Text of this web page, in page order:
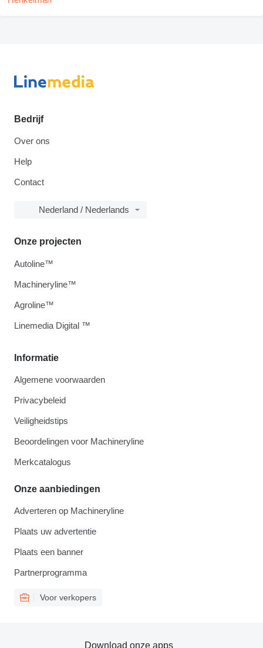
Bedrijf
Over ons
Help
Contact
Nederland / Nederlands
Informatie
Algemene voorwaarden
Privacybeleid
Veiligheidstips
Beoordelingen voor Machineryline
Merkcatalogus
Onze aanbiedingen
Adverteren op Machineryline
Plaats uw advertentie
Plaats een banner
Partnerprogramma
Voor verkopers
Onze projecten
Autoline™
Machineryline™
Agroline™
Linemedia Digital ™
Download onze apps